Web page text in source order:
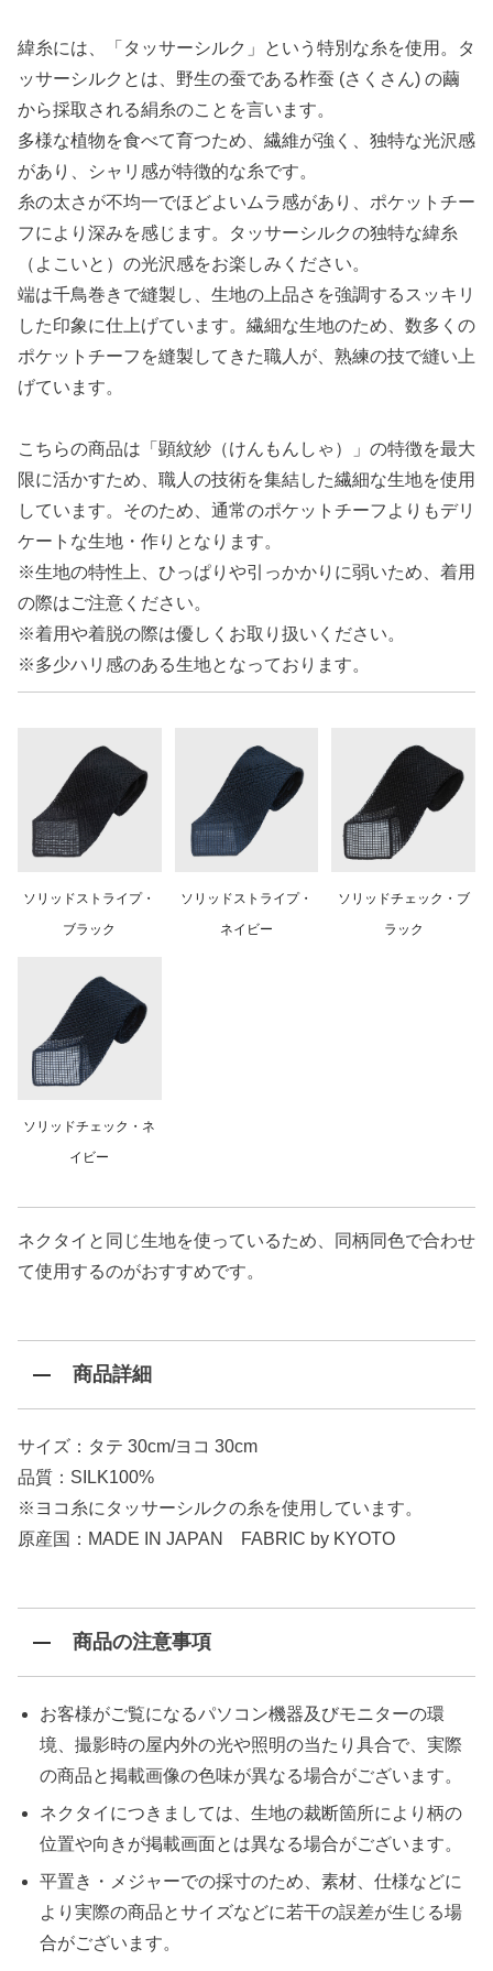
緯糸には、「タッサーシルク」という特別な糸を使用。タ
ッサーシルクとは、野生の蚕である柞蚕 (さくさん) の繭
から採取される絹糸のことを言います。
多様な植物を食べて育つため、繊維が強く、独特な光沢感
があり、シャリ感が特徴的な糸です。
糸の太さが不均一でほどよいムラ感があり、ポケットチー
フにより深みを感じます。タッサーシルクの独特な緯糸
（よこいと）の光沢感をお楽しみください。
端は千鳥巻きで縫製し、生地の上品さを強調するスッキリ
した印象に仕上げています。繊細な生地のため、数多くの
ポケットチーフを縫製してきた職人が、熟練の技で縫い上
げています。
こちらの商品は「顕紋紗（けんもんしゃ）」の特徴を最大
限に活かすため、職人の技術を集結した繊細な生地を使用
しています。そのため、通常のポケットチーフよりもデリ
ケートな生地・作りとなります。
※生地の特性上、ひっぱりや引っかかりに弱いため、着用
の際はご注意ください。
※着用や着脱の際は優しくお取り扱いください。
※多少ハリ感のある生地となっております。
ソリッドストライプ・
ブラック
ソリッドストライプ・
ネイビー
ソリッドチェック・ブ
ラック
ソリッドチェック・ネ
イビー
ネクタイと同じ生地を使っているため、同柄同色で合わせ
て使用するのがおすすめです。
商品詳細
サイズ：タテ 30cm/ヨコ 30cm
品質：SILK100%
※ヨコ糸にタッサーシルクの糸を使用しています。
原産国：MADE IN JAPAN FABRIC by KYOTO
商品の注意事項
お客様がご覧になるパソコン機器及びモニターの環
境、撮影時の屋内外の光や照明の当たり具合で、実際
の商品と掲載画像の色味が異なる場合がございます。
ネクタイにつきましては、生地の裁断箇所により柄の
位置や向きが掲載画面とは異なる場合がございます。
平置き・メジャーでの採寸のため、素材、仕様などに
より実際の商品とサイズなどに若干の誤差が生じる場
合がございます。